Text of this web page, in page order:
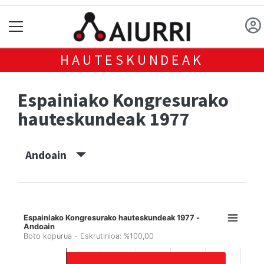
HAUTESKUNDEAK
Espainiako Kongresurako
hauteskundeak 1977
Andoain
Espainiako Kongresurako hauteskundeak 1977 -
Andoain
Boto kopurua - Eskrutinioa: %100,00